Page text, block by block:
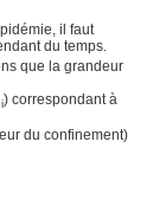
il faut
du temps.
que la grandeur
) correspondant à
du confinement)